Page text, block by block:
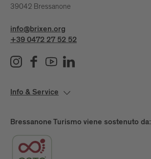
39042 Bressanone
info@brixen.org
+39 0472 27 52 52
Info & Service
Bressanone Turismo viene sostenuto da: